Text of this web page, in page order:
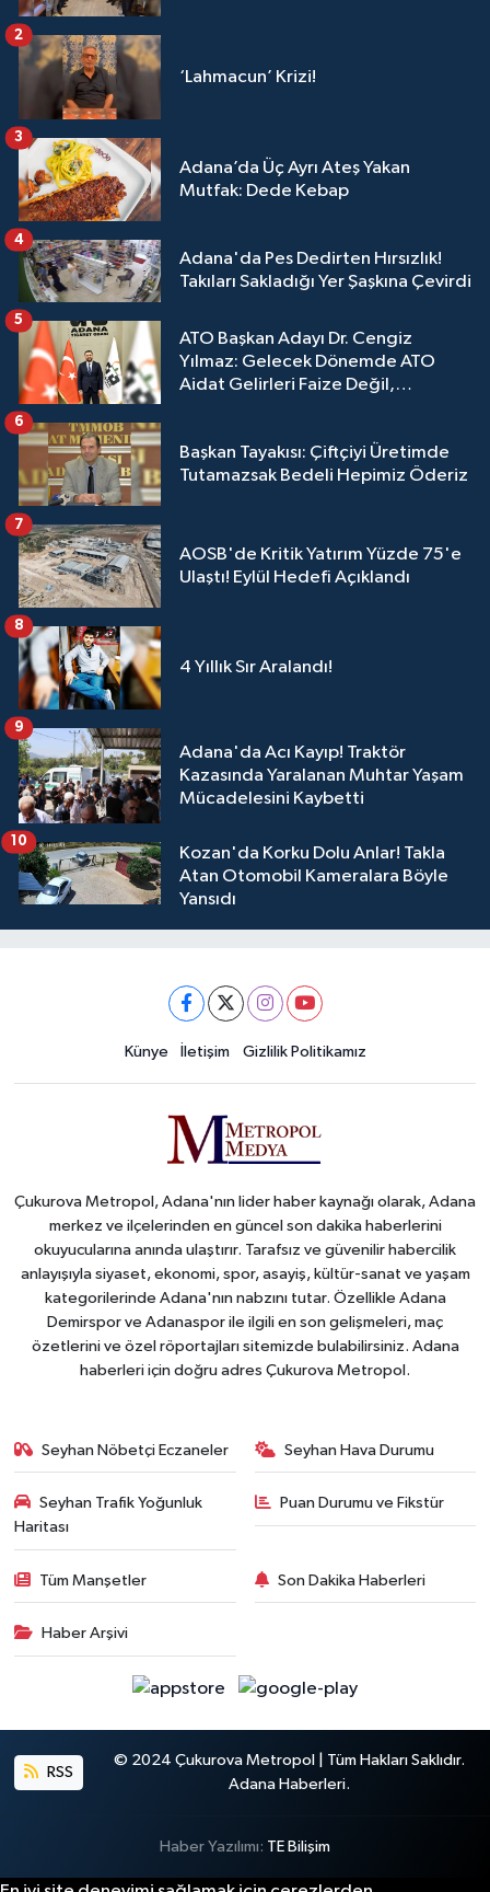
‘Lahmacun’ Krizi!
2
Adana’da Üç Ayrı Ateş Yakan
Mutfak: Dede Kebap
3
Adana'da Pes Dedirten Hırsızlık!
Takıları Sakladığı Yer Şaşkına Çevirdi
4
ATO Başkan Adayı Dr. Cengiz
Yılmaz: Gelecek Dönemde ATO
Aidat Gelirleri Faize Değil,
5
Başkan Tayakısı: Çiftçiyi Üretimde
Tutamazsak Bedeli Hepimiz Öderiz
6
AOSB'de Kritik Yatırım Yüzde 75'e
Ulaştı! Eylül Hedefi Açıklandı
7
4 Yıllık Sır Aralandı!
8
Adana'da Acı Kayıp! Traktör
Kazasında Yaralanan Muhtar Yaşam
Mücadelesini Kaybetti
9
Kozan'da Korku Dolu Anlar! Takla
Atan Otomobil Kameralara Böyle
Yansıdı
10
Künye İletişim Gizlilik Politikamız
Çukurova Metropol, Adana'nın lider haber kaynağı olarak, Adana
merkez ve ilçelerinden en güncel son dakika haberlerini
okuyucularına anında ulaştırır. Tarafsız ve güvenilir habercilik
anlayışıyla siyaset, ekonomi, spor, asayiş, kültür-sanat ve yaşam
kategorilerinde Adana'nın nabzını tutar. Özellikle Adana
Demirspor ve Adanaspor ile ilgili en son gelişmeleri, maç
özetlerini ve özel röportajları sitemizde bulabilirsiniz. Adana
haberleri için doğru adres Çukurova Metropol.
Seyhan Nöbetçi Eczaneler Seyhan Hava Durumu
Seyhan Trafik Yoğunluk
Haritası
Puan Durumu ve Fikstür
Tüm Manşetler Son Dakika Haberleri
Haber Arşivi
RSS
© 2024 Çukurova Metropol | Tüm Hakları Saklıdır.
Adana Haberleri.
Haber Yazılımı: TE Bilişim